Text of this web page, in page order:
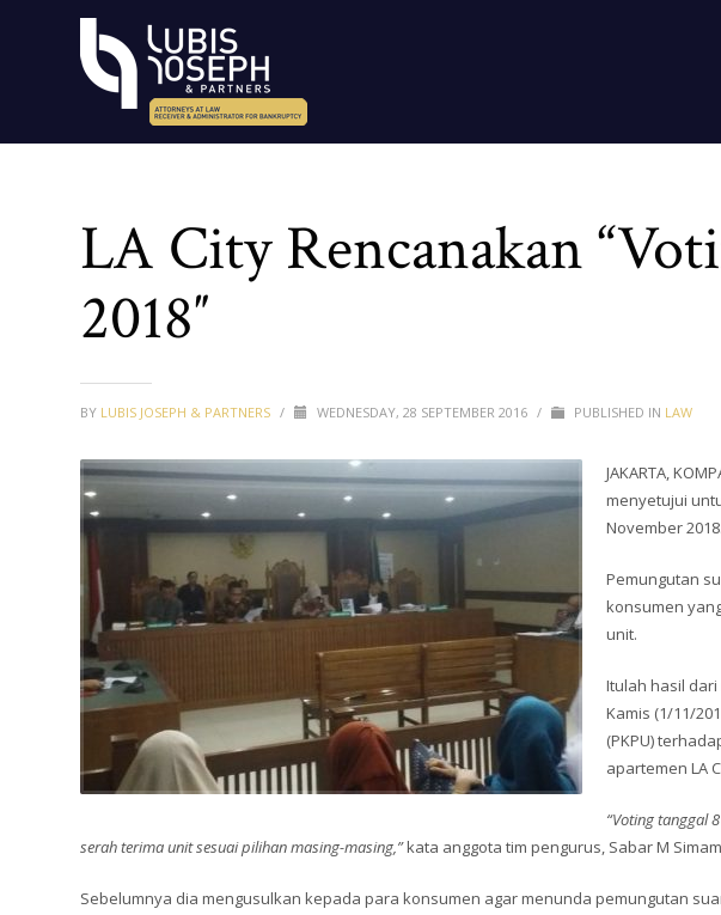
LA City Rencanakan
2018″
BY LUBIS JOSEPH & PARTNERS / WEDNESDAY, 28 SEPTEMBER 2016 / PUBLISHED IN LAW
JAKARTA,
menyetujui
November 2018.
Pemungutan
konsumen
unit.
Itulah hasil
Kamis (1/11/
(PKPU)
apartemen LA
“Voting tanggal
serah terima unit sesuai pilihan masing-masing,”kata anggota tim pengurus, Sabar M
Sebelumnya dia mengusulkan kepada para konsumen agar menunda pemungutan